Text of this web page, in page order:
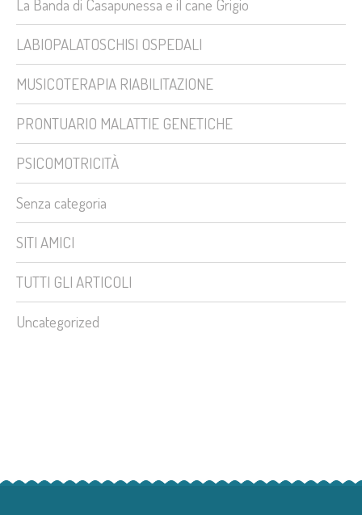
La Banda di Casapunessa e il cane Grigio
LABIOPALATOSCHISI OSPEDALI
MUSICOTERAPIA RIABILITAZIONE
PRONTUARIO MALATTIE GENETICHE
PSICOMOTRICITÀ
Senza categoria
SITI AMICI
TUTTI GLI ARTICOLI
Uncategorized